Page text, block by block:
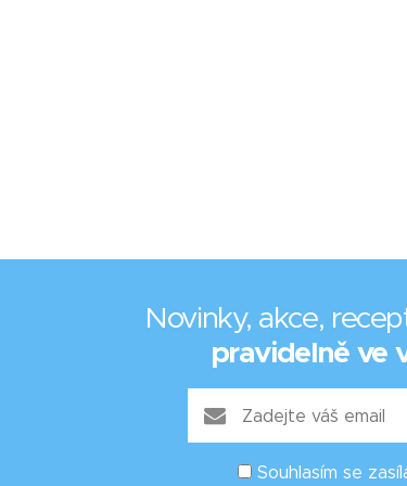
Novinky, akce,
pravidelně ve
Souhlasím se